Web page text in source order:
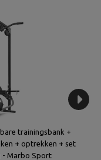
trainingsbank +
+ optrekken + set
- Marbo Sport